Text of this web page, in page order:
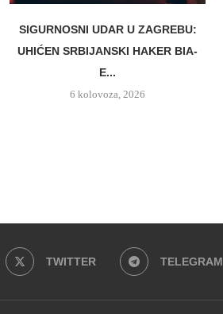
SIGURNOSNI UDAR U ZAGREBU:
UHIĆEN SRBIJANSKI HAKER BIA-
E...
6 kolovoza, 2026
TWITTER TELEGRAM